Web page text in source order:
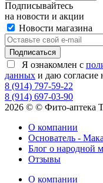
Подписывайтесь
на новости и акции
Новости магазина
Я ознакомлен с
данных и даю согласие
8 (914) 797-59-22
8 (914) 697-03-90
2026 © © Фито-аптека
О компании
Основатель -
Блог о народной
Отзывы
О компании